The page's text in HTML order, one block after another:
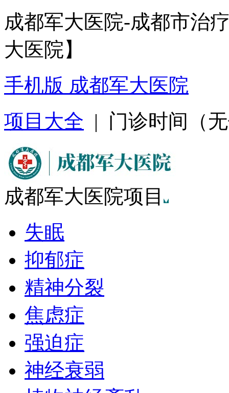
成都军大医院-成都市治
大医院】
手机版 成都军大医院
项目大全 | 门诊时间（
成都军大医院项目
失眠
抑郁症
精神分裂
焦虑症
强迫症
神经衰弱